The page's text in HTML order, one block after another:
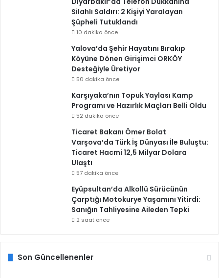
Silahlı Saldırı: 2 Kişiyi Yaralayan
Şüpheli Tutuklandı
10 dakika önce
Yalova’da Şehir Hayatını Bırakıp
Köyüne Dönen Girişimci ORKÖY
Desteğiyle Üretiyor
50 dakika önce
Karşıyaka’nın Topuk Yaylası Kamp
Programı ve Hazırlık Maçları Belli Oldu
52 dakika önce
Ticaret Bakanı Ömer Bolat
Varşova’da Türk İş Dünyası İle Buluştu:
Ticaret Hacmi 12,5 Milyar Dolara
Ulaştı
57 dakika önce
Eyüpsultan’da Alkollü Sürücünün
Çarptığı Motokurye Yaşamını Yitirdi:
Sanığın Tahliyesine Aileden Tepki
2 saat önce
Son Güncellenenler